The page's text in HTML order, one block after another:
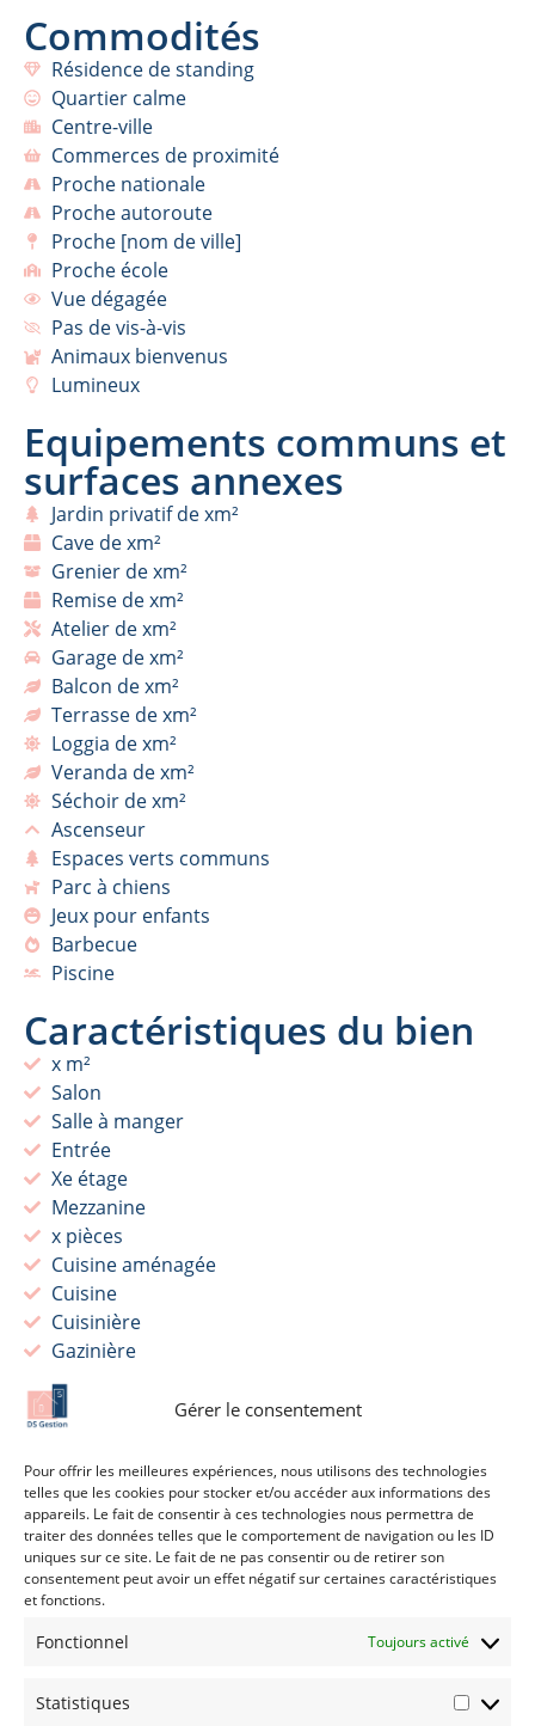
Gérer le consentement
Pour offrir les meilleures expériences, nous utilisons des technologies
telles que les cookies pour stocker et/ou accéder aux informations des
appareils. Le fait de consentir à ces technologies nous permettra de
traiter des données telles que le comportement de navigation ou les ID
uniques sur ce site. Le fait de ne pas consentir ou de retirer son
consentement peut avoir un effet négatif sur certaines caractéristiques
et fonctions.
Fonctionnel Toujours activé
Statistiques
Commodités
Résidence de standing
Quartier calme
Centre-ville
Commerces de proximité
Proche nationale
Proche autoroute
Proche [nom de ville]
Proche école
Vue dégagée
Pas de vis-à-vis
Animaux bienvenus
Lumineux
Equipements communs et
surfaces annexes
Jardin privatif de xm²
Cave de xm²
Grenier de xm²
Remise de xm²
Atelier de xm²
Garage de xm²
Balcon de xm²
Terrasse de xm²
Loggia de xm²
Veranda de xm²
Séchoir de xm²
Ascenseur
Espaces verts communs
Parc à chiens
Jeux pour enfants
Barbecue
Piscine
Caractéristiques du bien
x m²
Salon
Salle à manger
Entrée
Xe étage
Mezzanine
x pièces
Cuisine aménagée
Cuisine
Cuisinière
Gazinière
Plaque à induction
Salle de bain
Salle de douche
Baignoire
Toilettes
Toilettes séparées
Piscine
1 chambre de xm²
1 chambre de xm²
1 chambre de xm²